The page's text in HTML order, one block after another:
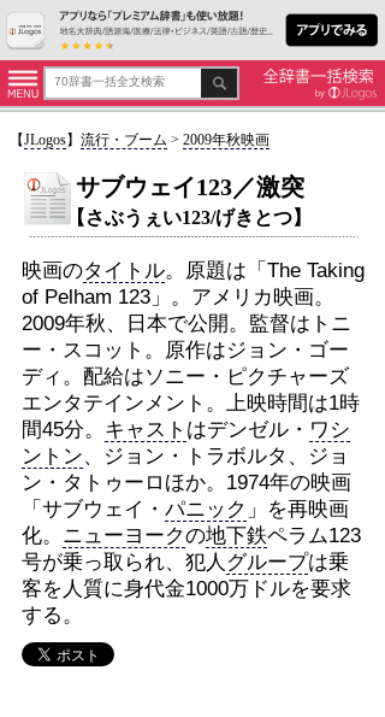
【JLogos】 流行・ブーム > 2009年秋映画
サブウェイ123／激突
【さぶうぇい123/げきとつ】
映画のタイトル。原題は「The Taking
of Pelham 123」。アメリカ映画。
2009年秋、日本で公開。監督はトニ
ー・スコット。原作はジョン・ゴー
ディ。配給はソニー・ピクチャーズ
エンタテインメント。上映時間は1時
間45分。 キャスト はデンゼル・ ワシ
ントン、ジョン・トラボルタ、ジョ
ン・タトゥーロほか。1974年の映画
「サブウェイ・ パニック 」を再映画
化。 ニューヨークの地下鉄ペラム123
号が乗っ取られ、犯人 グループは乗
客を人質に身代金1000万ドルを要求
する。